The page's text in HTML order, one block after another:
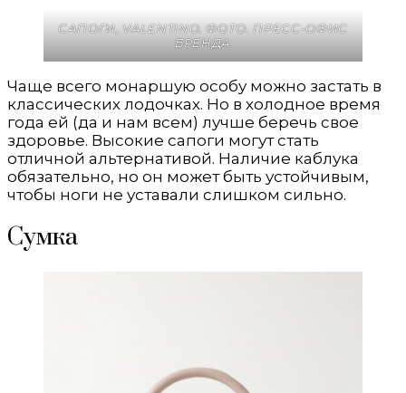
САПОГИ,VALENTINO. ФОТО. ПРЕСС-ОФИС
БРЕНДА
Чаще всего монаршую особу можно застать в
классических лодочках. Но в холодное время
года ей (да и нам всем) лучше беречь свое
здоровье. Высокие сапоги могут стать
отличной альтернативой. Наличие каблука
обязательно, но он может быть устойчивым,
чтобы ноги не уставали слишком сильно.
Сумка